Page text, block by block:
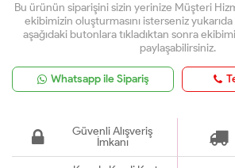
Bu ürünün siparişini sizin yerinize Müşteri
ekibimizin oluşturmasını isterseniz
aşağıdaki butonlara tıkladıktan sonra
paylaşabilirsiniz.
Whatsapp ile Sipariş
Güvenli Alışveriş
İmkanı